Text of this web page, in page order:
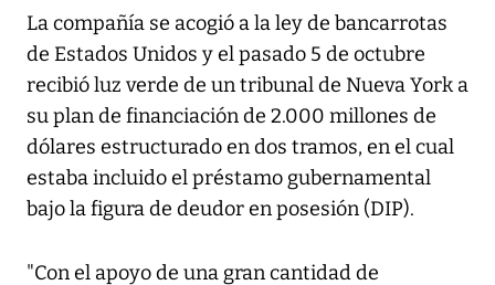
La compañía se acogió a la ley de bancarrotas
de Estados Unidos y el pasado 5 de octubre
recibió luz verde de un tribunal de Nueva York a
su plan de financiación de 2.000 millones de
dólares estructurado en dos tramos, en el cual
estaba incluido el préstamo gubernamental
bajo la figura de deudor en posesión (DIP).
"Con el apoyo de una gran cantidad de